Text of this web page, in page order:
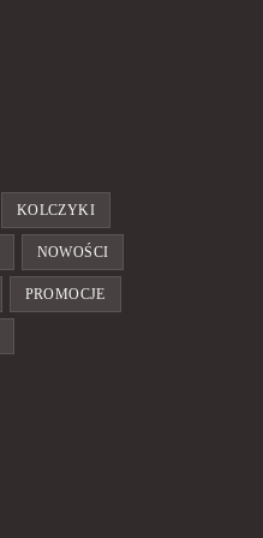
KOLCZYKI
NOWOŚCI
PROMOCJE